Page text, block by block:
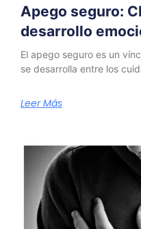
Apego seguro:
desarrollo
El apego seguro es un
se desarrolla entre los
Leer Más